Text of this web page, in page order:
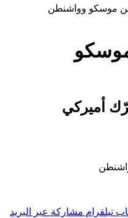
موسكو وواشنطن
أميركي
تيلقرام مشاركة عبر البريد